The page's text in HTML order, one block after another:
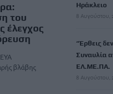
του
έλεγχος
βλάβης
Ηράκλειο
8 Αυγούστου,
“Έρθεις
Συναυλία
ΕΛ.ΜΕ.ΠΑ.
8 Αυγούστου,